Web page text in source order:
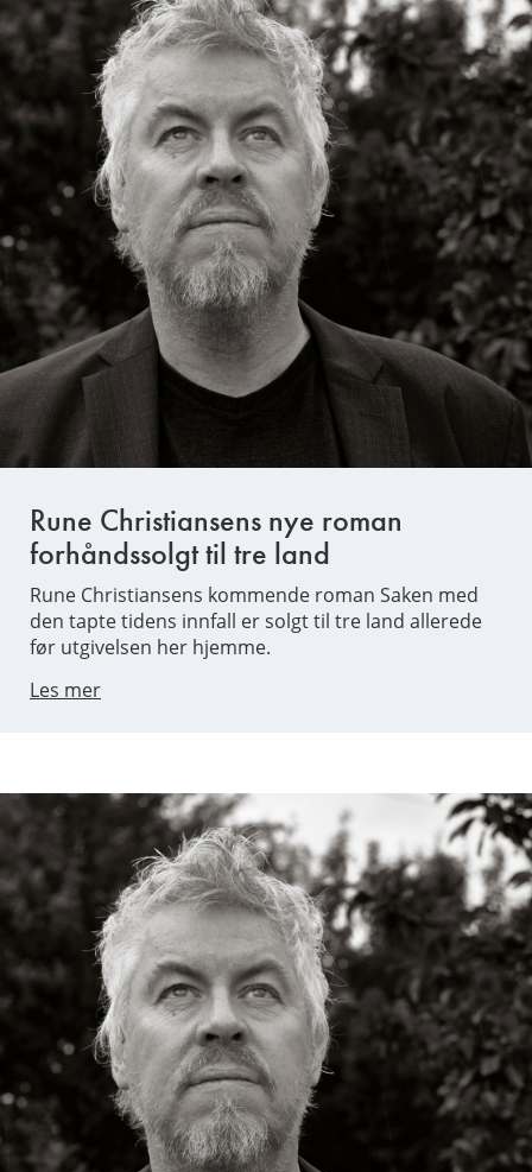
Rune Christiansens nye roman
forhåndssolgt til tre land
Rune Christiansens kommende roman Saken med
den tapte tidens innfall er solgt til tre land allerede
før utgivelsen her hjemme.
Les mer